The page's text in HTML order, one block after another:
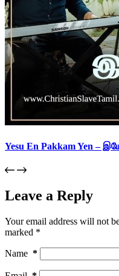
Yesu En Pakkam Yen –
Leave a Reply
Your email address will not
marked *
Name *